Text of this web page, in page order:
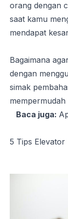
orang dengan
saat kamu
mendapat
Bagaimana
dengan
simak
mempermudah
Baca juga:
5 Tips Elevator